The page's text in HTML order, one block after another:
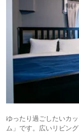
ゆったり過ごしたいカ
ム」です。広いリビン